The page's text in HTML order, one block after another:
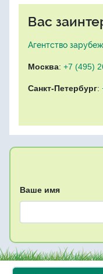
Вас
Агентство
Москва: +7 (495)
Санкт-Петербург:
Ваше имя